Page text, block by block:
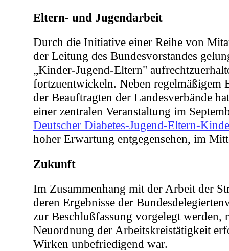
Eltern- und Jugendarbeit
Durch die Initiative einer Reihe von
der Leitung des Bundesvorstandes
„Kinder-Jugend-Eltern"
fortzuentwickeln. Neben regelmäßigem
der Beauftragten der Landesverbände
einer zentralen Veranstaltung im
Deutscher Diabetes-Jugend-Eltern-
hoher Erwartung entgegensehen, im
Zukunft
Im Zusammenhang mit der Arbeit der
deren Ergebnisse der
zur Beschlußfassung vorgelegt werden,
Neuordnung der Arbeitskreistätigkeit
Wirken unbefriedigend war.